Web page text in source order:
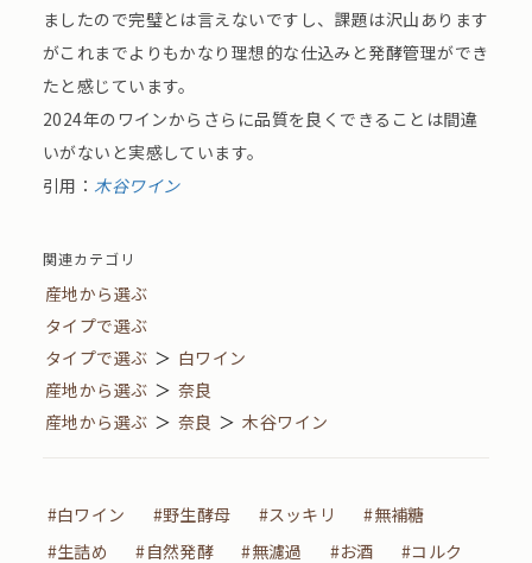
ましたので完璧とは言えないですし、課題は沢山あります
がこれまでよりもかなり理想的な仕込みと発酵管理ができ
たと感じています。
2024年のワインからさらに品質を良くできることは間違
いがないと実感しています。
引用： 木谷ワイン
関連カテゴリ
産地から選ぶ
タイプで選ぶ
タイプで選ぶ ＞ 白ワイン
産地から選ぶ ＞ 奈良
産地から選ぶ ＞ 奈良 ＞ 木谷ワイン
#白ワイン #野生酵母 #スッキリ
#無補糖
#生詰め
#自然発酵 #無濾過 #お酒 #コルク